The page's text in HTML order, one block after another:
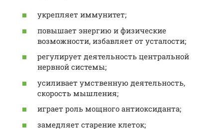
укрепляет иммунитет;
повышает энергию и физические
возможности, избавляет от усталости;
регулирует деятельность центральной
нервной системы;
усиливает умственную деятельность,
скорость мышления;
играет роль мощного антиоксиданта;
замедляет старение клеток;